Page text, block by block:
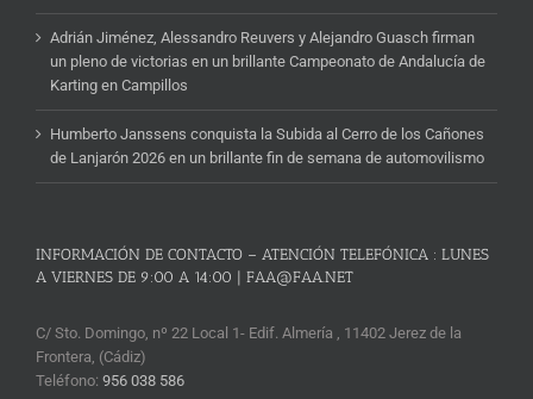
Adrián Jiménez, Alessandro Reuvers y Alejandro Guasch firman
un pleno de victorias en un brillante Campeonato de Andalucía de
Karting en Campillos
Humberto Janssens conquista la Subida al Cerro de los Cañones
de Lanjarón 2026 en un brillante fin de semana de automovilismo
INFORMACIÓN DE CONTACTO – ATENCIÓN TELEFÓNICA : LUNES
A VIERNES DE 9:00 A 14:00 | FAA@FAA.NET
C/ Sto. Domingo, nº 22 Local 1- Edif. Almería , 11402 Jerez de la
Frontera, (Cádiz)
Teléfono: 956 038 586